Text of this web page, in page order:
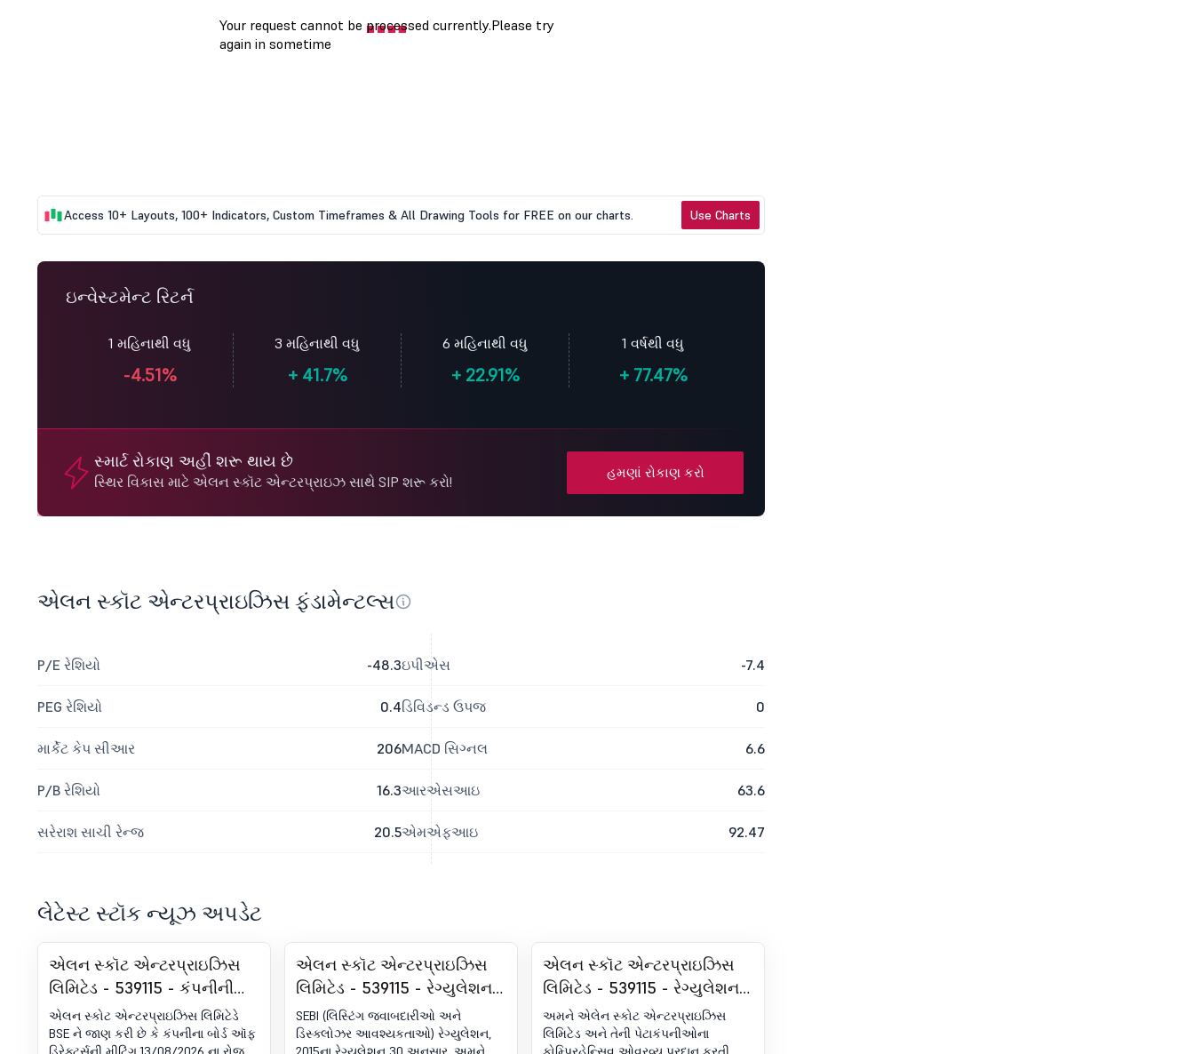
Access 10+ Layouts, 100+ Indicators, Custom Timeframes & All Drawing Tools for FREE on our charts. Use Charts
ઇન્વેસ્ટમેન્ટ રિટર્ન
1 મહિનાથી વધુ
-4.51%
3 મહિનાથી વધુ
+41.7%
6 મહિનાથી વધુ
+22.91%
1 વર્ષથી વધુ
+77.47%
સ્માર્ટ રોકાણ અહીં શરૂ થાય છે
સ્થિર વિકાસ માટે એલન સ્કૉટ એન્ટરપ્રાઇઝ સાથે SIP શરૂ કરો!
હમણાં રોકાણ કરો
એલન સ્કૉટ એન્ટરપ્રાઇઝિસ ફંડામેન્ટલ્સ
P/E રેશિયો -48.3
PEG રેશિયો 0.4
માર્કેટ કેપ સીઆર 206
P/B રેશિયો 16.3
સરેરાશ સાચી રેન્જ 20.5
ઇપીએસ -7.4
ડિવિડન્ડ ઉપજ 0
MACD સિગ્નલ 6.6
આરએસઆઇ 63.6
એમએફઆઇ 92.47
લેટેસ્ટ સ્ટૉક ન્યૂઝ અપડેટ
એલન સ્કૉટ એન્ટરપ્રાઇઝિસ
લિમિટેડ - 539115 - કંપનીની
રજિસ્ટર્ડ ઑફિસમાં ઓગસ્ટ 13,
2026 ના રોજ સવારે 11:30 કલાકે
એલન સ્કોટ એન્ટરપ્રાઇઝિસ લિમિટેડે
BSE ને જાણ કરી છે કે કંપનીના બોર્ડ ઑફ
એલન સ્કૉટ એન્ટરપ્રાઇઝિસ
લિમિટેડ - 539115 - રેગ્યુલેશન
30 (LODR) હેઠળ જાહેરાત -
પ્રેસ રિલીઝ / મીડિયા રિલીઝ
SEBI (લિસ્ટિંગ જવાબદારીઓ અને
ડિસ્ક્લોઝર આવશ્યકતાઓ) રેગ્યુલેશન,
એલન સ્કૉટ એન્ટરપ્રાઇઝિસ
લિમિટેડ - 539115 - રેગ્યુલેશન
30 (LODR) હેઠળ જાહેરાત -
ઇન્વેસ્ટર પ્રેઝન્ટેશન
અમને એલેન સ્કોટ એન્ટરપ્રાઇઝિસ
લિમિટેડ અને તેની પેટાકંપનીઓના